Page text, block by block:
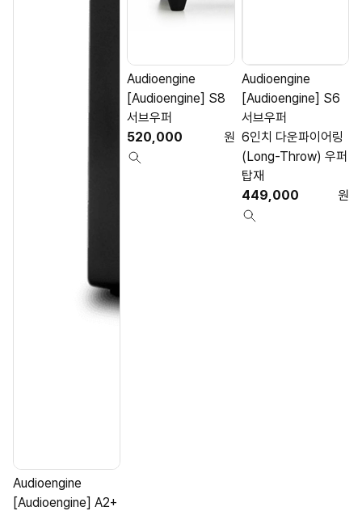
Audioengine
[Audioengine] A2+
Audioengine
[Audioengine] S8
서브우퍼
520,000
원
Audioengine
[Audioengine] S6
서브우퍼
6인치 다운파이어링
(Long-Throw) 우퍼
탑재
449,000
원